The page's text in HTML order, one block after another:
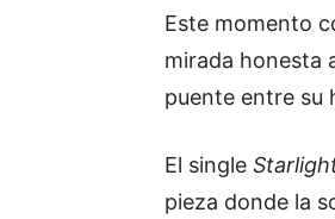
Este momento
mirada honesta
puente entre su
El single
pieza donde la